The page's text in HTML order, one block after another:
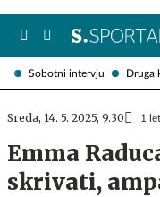
Sobotni intervju Druga
Sreda, 14. 5. 2025, 9.30 1
Emma
skrivati,